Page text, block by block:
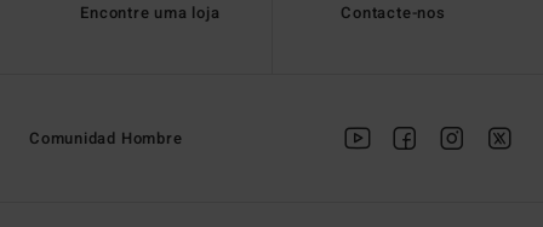
Encontre uma loja Contacte-nos
Comunidad Hombre